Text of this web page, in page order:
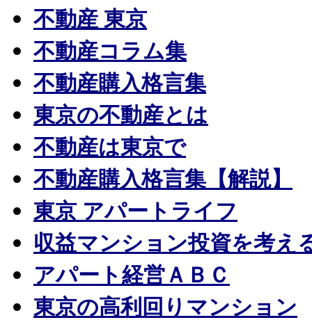
不動産 東京
不動産コラム集
不動産購入格言集
東京の不動産とは
不動産は東京で
不動産購入格言集【解説】
東京 アパートライフ
収益マンション投資を考え
アパート経営ＡＢＣ
東京の高利回りマンション